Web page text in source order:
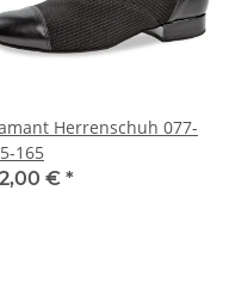
Herrenschuh 077-
165
€ *